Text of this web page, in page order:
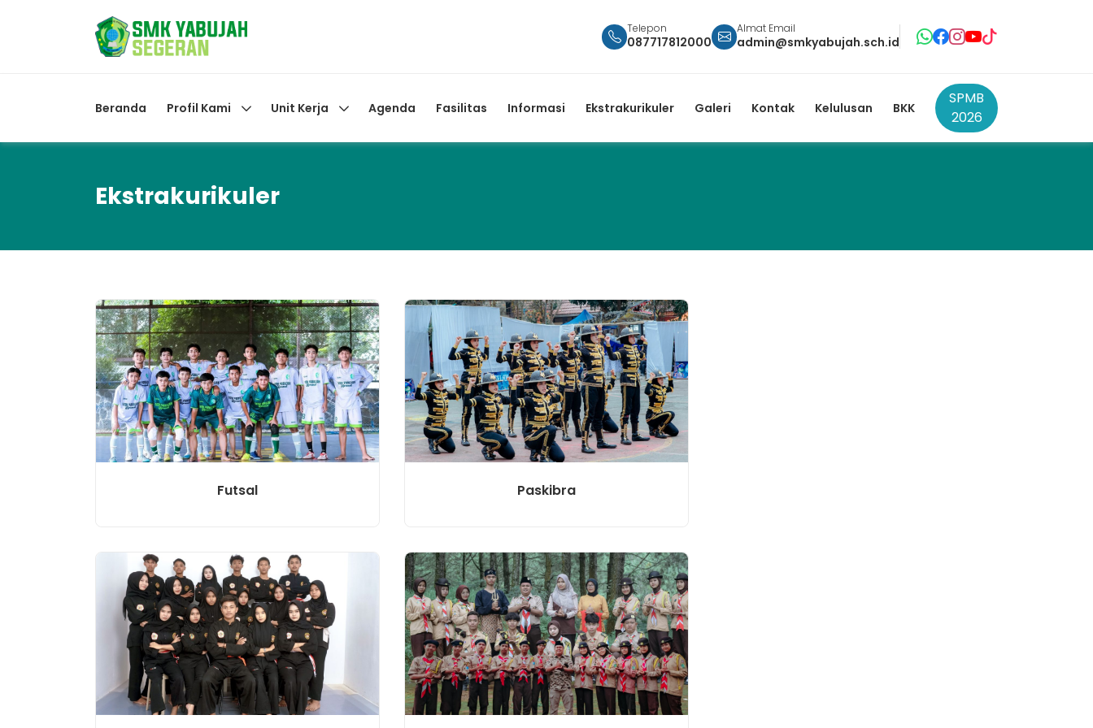
Telepon
087717812000
Almat Email
admin@smkyabujah.sch.id
Beranda Profil Kami Unit Kerja Agenda Fasilitas Informasi Ekstrakurikuler Galeri Kontak Kelulusan BKK
SPMB
2026
Ekstrakurikuler
Futsal Paskibra